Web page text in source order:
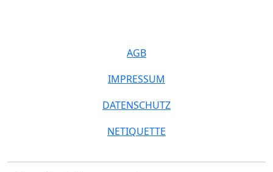
AGB
IMPRESSUM
DATENSCHUTZ
NETIQUETTE